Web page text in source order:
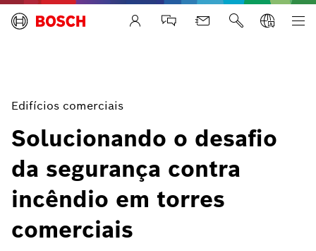
Life Safety Systems
Edifícios comerciais
Solucionando o desafio
da segurança contra
incêndio em torres
comerciais